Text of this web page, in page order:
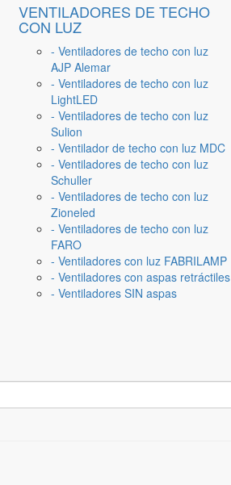
VENTILADORES DE TECHO
CON LUZ
- Ventiladores de techo con luz
AJP Alemar
- Ventiladores de techo con luz
LightLED
- Ventiladores de techo con luz
Sulion
- Ventilador de techo con luz MDC
- Ventiladores de techo con luz
Schuller
- Ventiladores de techo con luz
Zioneled
- Ventiladores de techo con luz
FARO
- Ventiladores con luz FABRILAMP
- Ventiladores con aspas retráctiles
- Ventiladores SIN aspas